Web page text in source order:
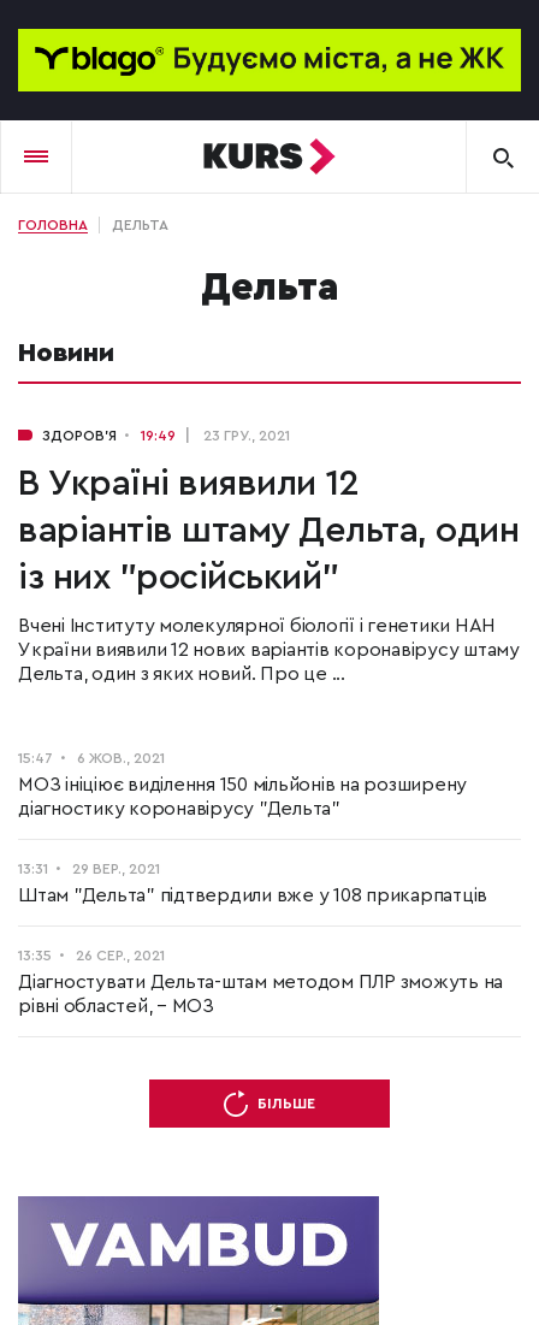
ГОЛОВНА ДЕЛЬТА
Дельта
Новини
ЗДОРОВ'Я 19:49 23 ГРУ., 2021
В Україні виявили 12
варіантів штаму Дельта, один
із них "російський"
Вченi Інституту молекулярної біології і генетики НАН
України виявили 12 нових варіантів коронавірусу штаму
Дельта, один з яких новий. Про це ...
15:47 6 ЖОВ., 2021
МОЗ ініціює виділення 150 мільйонів на розширену
діагностику коронавірусу "Дельта"
13:31 29 ВЕР., 2021
Штам "Дельта" підтвердили вже у 108 прикарпатців
13:35 26 СЕР., 2021
Діагностувати Дельта-штам методом ПЛР зможуть на
рівні областей, – МОЗ
БІЛЬШЕ